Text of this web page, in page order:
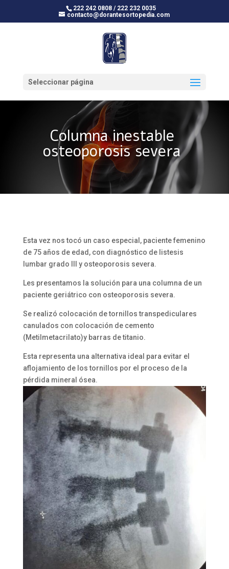
222 242 0808 / 222 232 0035
contacto@dorantesortopedia.com
Seleccionar página
Columna inestable
osteoporosis severa
Esta vez nos tocó un caso especial, paciente femenino
de 75 años de edad, con diagnóstico de listesis
lumbar grado III y osteoporosis severa.
Les presentamos la solución para una columna de un
paciente geriátrico con osteoporosis severa.
Se realizó colocación de tornillos transpediculares
canulados con colocación de cemento
(Metilmetacrilato)y barras de titanio.
Esta representa una alternativa ideal para evitar el
aflojamiento de los tornillos por el proceso de la
pérdida mineral ósea.